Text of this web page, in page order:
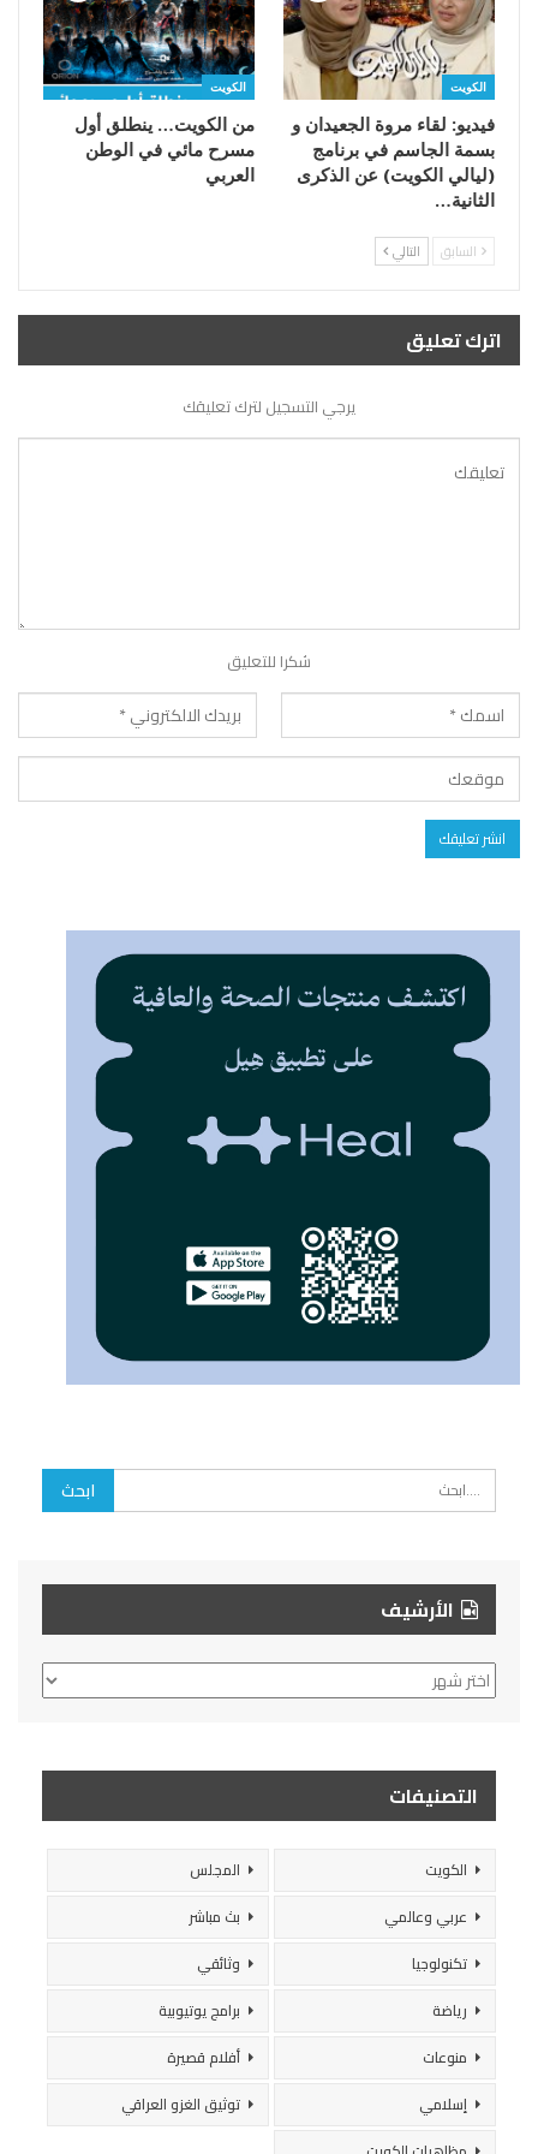
الكويت
فيديو: لقاء مروة الجعيدان و
بسمة الجاسم في برنامج
(ليالي الكويت) عن الذكرى
الثانية…
الكويت
من الكويت… ينطلق أول
مسرح مائي في الوطن
العربي
السابق التالي
اترك تعليق
يرجي التسجيل لترك تعليقك
شكرا للتعليق
الأرشيف
الأرشيف
التصنيفات
الكويت
المجلس
عربي وعالمي
بث مباشر
تكنولوجيا
وثائقي
رياضة
برامج يوتيوبية
منوعات
أفلام قصيرة
إسلامي
توثيق الغزو العراقي